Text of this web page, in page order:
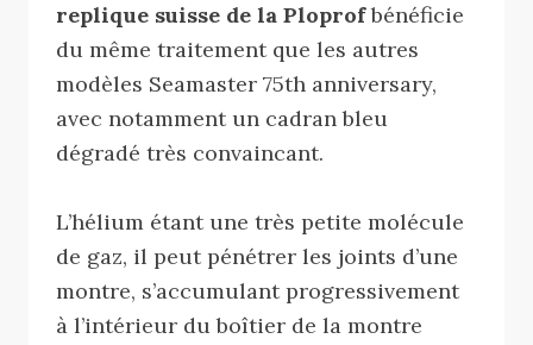
replique suisse de la Ploprofbénéficie
du même traitement que les autres
modèles Seamaster 75th anniversary,
avec notamment un cadran bleu
dégradé très convaincant.
L’hélium étant une très petite molécule
de gaz, il peut pénétrer les joints d’une
montre, s’accumulant progressivement
à l’intérieur du boîtier de la montre